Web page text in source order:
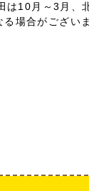
は10月～3月、
場合がござい